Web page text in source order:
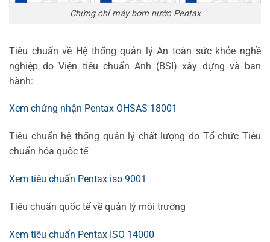
Chứng chỉ máy bơm nước Pentax
Tiêu chuẩn về Hệ thống quản lý An toàn sức khỏe nghề
nghiệp do Viện tiêu chuẩn Anh (BSI) xây dựng và ban
hành:
Xem chứng nhận Pentax OHSAS 18001
Tiêu chuẩn hệ thống quản lý chất lượng do Tổ chức Tiêu
chuẩn hóa quốc tế
Xem tiêu chuẩn Pentax iso 9001
Tiêu chuẩn quốc tế về quản lý môi trường
Xem tiêu chuẩn Pentax ISO 14000